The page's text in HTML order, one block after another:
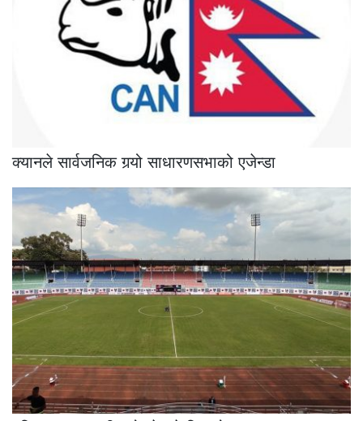
क्यानले सार्वजनिक गर्‍यो साधारणसभाको एजेन्डा